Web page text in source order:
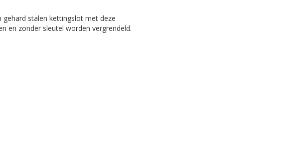
stalen kettingslot met deze
en zonder sleutel worden vergrendeld.